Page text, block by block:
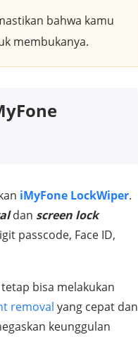
bahwa kamu
membukanya.
iMyFone LockWiper.
dan screen lock
passcode, Face ID,
bisa melakukan
removal yang cepat dan
keunggulan